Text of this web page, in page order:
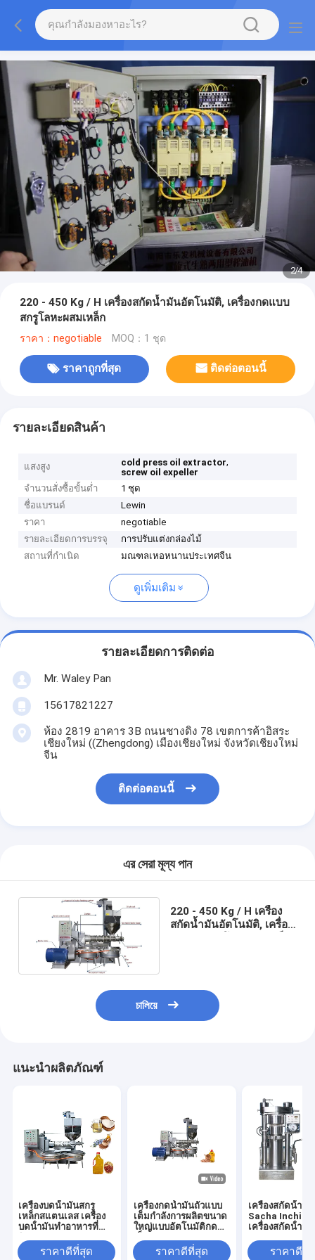
2/4
220 - 450 Kg / H เครื่องสกัดน้ำมันอัตโนมัติ, เครื่องกดแบบ
สกรูโลหะผสมเหล็ก
ราคา：negotiable MOQ：1 ชุด
ราคาถูกที่สุด ติดต่อตอนนี้
รายละเอียดสินค้า
แสงสูง cold press oil extractor,
screw oil expeller
จำนวนสั่งซื้อขั้นต่ำ
1 ชุด
ชื่อแบรนด์
Lewin
ราคา
negotiable
รายละเอียดการบรรจุ
การปรับแต่งกล่องไม้
สถานที่กำเนิด
มณฑลเหอหนานประเทศจีน
ดูเพิ่มเติม
รายละเอียดการติดต่อ
Mr. Waley Pan
15617821227
ห้อง 2819 อาคาร 3B ถนนชางดิง 78 เขตการค้าอิสระ
เชียงใหม่ ((Zhengdong) เมืองเชียงใหม่ จังหวัดเชียงใหม่
จีน
ติดต่อตอนนี้
এর সেরা মূল্য পান
220 - 450 Kg / H เครื่อง
สกัดน้ำมันอัตโนมัติ, เครื่อง
চালিয়ে
แนะนำผลิตภัณฑ์
เครื่องบดน้ํามันสกรู
เหล็กสแตนเลส เครื่อง
บดน้ํามันทําอาหารที่
ราคาดีที่สุด
เครื่องกดน้ำมันถั่วแบบ
เต็มกำลังการผลิตขนาด
ใหญ่แบบอัตโนมัติกด
ราคาดีที่สุด
เครื่องสกัดน้ํามั
Sacha Inchi ข
เครื่องสกัดน้ํามัน
ราคาดีที่